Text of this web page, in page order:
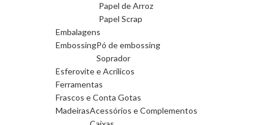
Papel de Arroz
Papel Scrap
Embalagens
EmbossingPó de embossing
Soprador
Esferovite e Acrilicos
Ferramentas
Frascos e Conta Gotas
MadeirasAcessórios e Complementos